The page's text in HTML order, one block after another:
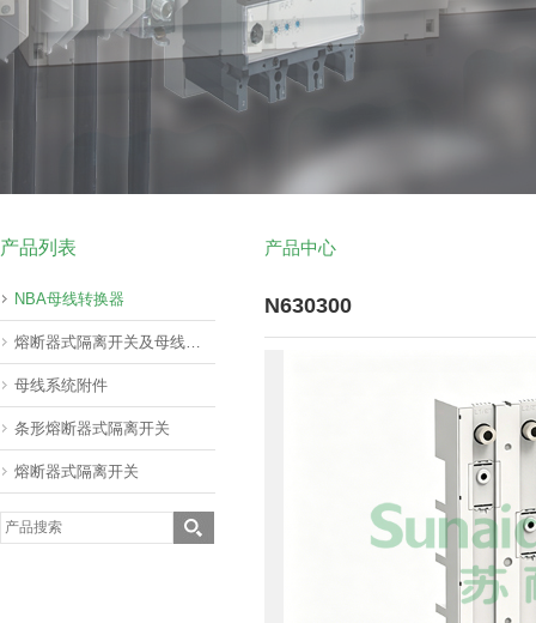
产品列表
NBA母线转换器
熔断器式隔离开关及母线转器60mm(挂接式)
母线系统附件
条形熔断器式隔离开关
熔断器式隔离开关
产品中心
N630300